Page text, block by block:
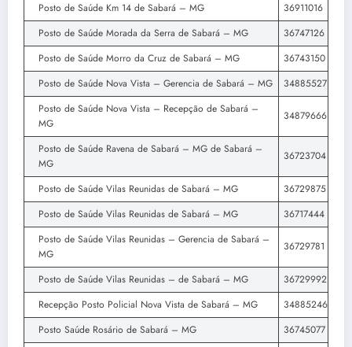
Posto de Saúde Km 14 de Sabará – MG
36911016
Posto de Saúde Morada da Serra de Sabará – MG
36747126
Posto de Saúde Morro da Cruz de Sabará – MG
36743150
Posto de Saúde Nova Vista – Gerencia de Sabará – MG
34885527
Posto de Saúde Nova Vista – Recepção de Sabará –
MG
34879666
Posto de Saúde Ravena de Sabará – MG de Sabará –
MG
36723704
Posto de Saúde Vilas Reunidas de Sabará – MG
36729875
Posto de Saúde Vilas Reunidas de Sabará – MG
36717444
Posto de Saúde Vilas Reunidas – Gerencia de Sabará –
MG
36729781
Posto de Saúde Vilas Reunidas – de Sabará – MG
36729992
Recepção Posto Policial Nova Vista de Sabará – MG
34885246
Posto Saúde Rosário de Sabará – MG
36745077